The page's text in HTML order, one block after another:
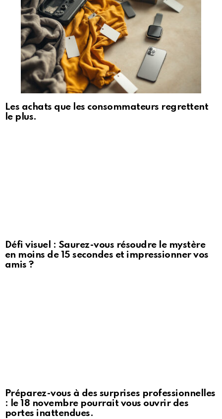
Les achats que les consommateurs regrettent
le plus.
Défi visuel : Saurez-vous résoudre le mystère
en moins de 15 secondes et impressionner vos
amis ?
Préparez-vous à des surprises professionnelles
: le 18 novembre pourrait vous ouvrir des
portes inattendues.